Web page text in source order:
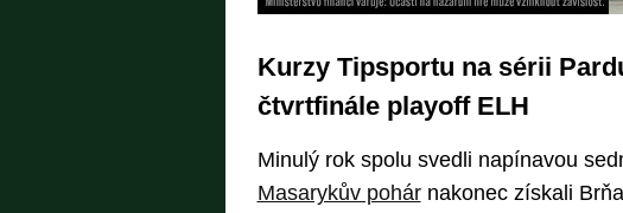
Kurzy Tipsportu na sérii
čtvrtfinále playoff ELH
Minulý rok spolu svedli napínavou
Masarykův pohárnakonec získali